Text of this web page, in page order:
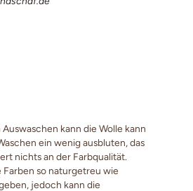
kann die Wolle kann
ein wenig ausbluten, das
nichts an der Farbqualität.
Farben so naturgetreu wie
jedoch kann die